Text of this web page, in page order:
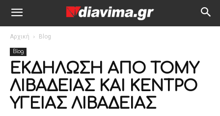
Αρχική Blog
Blog
ΕΚΔΗΛΩΣΗ ΑΠΟ ΤΟΜΥ
ΛΙΒΑΔΕΙΑΣ ΚΑΙ ΚΕΝΤΡΟ
ΥΓΕΙΑΣ ΛΙΒΑΔΕΙΑΣ